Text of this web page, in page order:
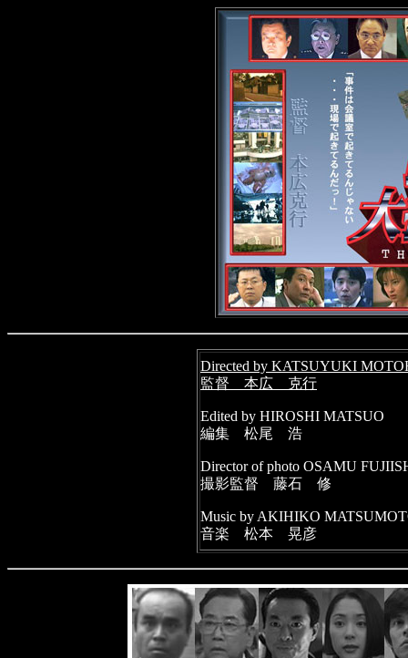
Directed by KATSUYUKI
監督 本広 克行
Edited by HIROSHI MATSUO
編集 松尾 浩
Director of photo OSAMU
撮影監督 藤石 修
Music by AKIHIKO
音楽 松本 晃彦